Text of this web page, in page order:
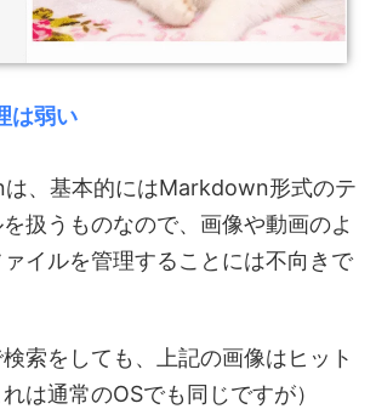
は弱い
、基本的にはMarkdown形式のテ
扱うものなので、画像や動画のよ
イルを管理することには不向きで
索をしても、上記の画像はヒット
は通常のOSでも同じですが）